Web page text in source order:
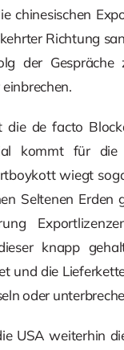
chinesischen
Richtung
der Gespräche
de facto
kommt für
wiegt
Seltenen
knapp
und die
oder
USA weiterhin